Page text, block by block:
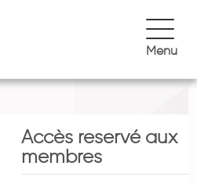
Menu
Accès reservé aux
membres